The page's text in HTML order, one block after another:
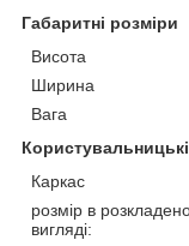
Габаритні розміри
Висота
Ширина
Вага
Каркас
розмір в
вигляді: